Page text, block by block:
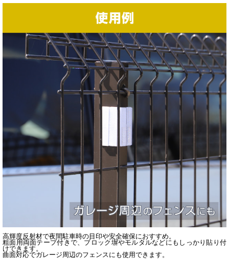
高輝度反射材で夜間駐車時の目印や安全確保におすすめ。
粗面用両面テープ付きで、ブロック塀やモルタルなどにもしっかり貼り付
けできます。
曲面対応でガレージ周辺のフェンスにも使用できます。